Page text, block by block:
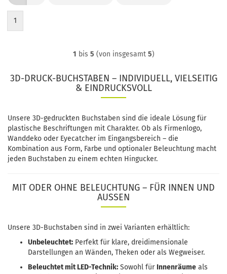
1
1 bis 5 (von insgesamt 5)
3D-DRUCK-BUCHSTABEN – INDIVIDUELL, VIELSEITIG
& EINDRUCKSVOLL
Unsere 3D-gedruckten Buchstaben sind die ideale Lösung für
plastische Beschriftungen mit Charakter. Ob als Firmenlogo,
Wanddeko oder Eyecatcher im Eingangsbereich – die
Kombination aus Form, Farbe und optionaler Beleuchtung macht
jeden Buchstaben zu einem echten Hingucker.
MIT ODER OHNE BELEUCHTUNG – FÜR INNEN UND
AUSSEN
Unsere 3D-Buchstaben sind in zwei Varianten erhältlich:
Unbeleuchtet: Perfekt für klare, dreidimensionale
Darstellungen an Wänden, Theken oder als Wegweiser.
Beleuchtet mit LED-Technik: Sowohl für Innenräume als